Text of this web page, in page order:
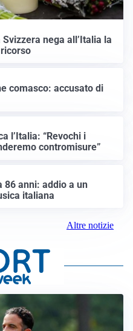
nega all’Italia la
comasco: accusato di
l’Italia: “Revochi i
contromisure”
86 anni: addio a un
italiana
Altre notizie